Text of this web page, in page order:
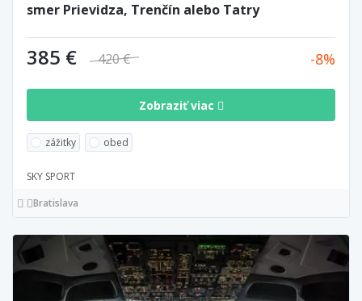
smer Prievidza, Trenčín alebo Tatry
385 € 420 € 8
Zobraziť viac
zážitky obed
SKY SPORT
Bratislava